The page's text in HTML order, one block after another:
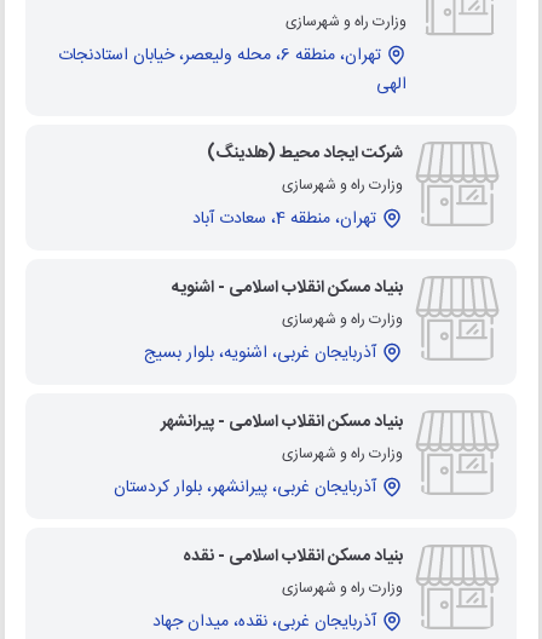
وزارت راه و شهرسازی
تهران، منطقه 6، محله ولیعصر، خیابان استادنجات
الهی
شرکت ایجاد محیط (هلدینگ)
وزارت راه و شهرسازی
تهران، منطقه 4، سعادت آباد
بنیاد مسکن انقلاب اسلامی - اشنویه
وزارت راه و شهرسازی
آذربایجان غربی، اشنویه، بلوار بسیج
بنیاد مسکن انقلاب اسلامی - پیرانشهر
وزارت راه و شهرسازی
آذربایجان غربی، پیرانشهر، بلوار کردستان
بنیاد مسکن انقلاب اسلامی - نقده
وزارت راه و شهرسازی
آذربایجان غربی، نقده، میدان جهاد